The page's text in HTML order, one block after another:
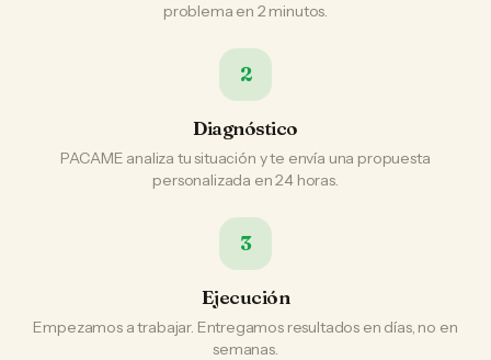
problema en 2 minutos.
2
Diagnóstico
PACAME analiza tu situación y te envía una propuesta
personalizada en 24 horas.
3
Ejecución
Empezamos a trabajar. Entregamos resultados en días, no en
semanas.